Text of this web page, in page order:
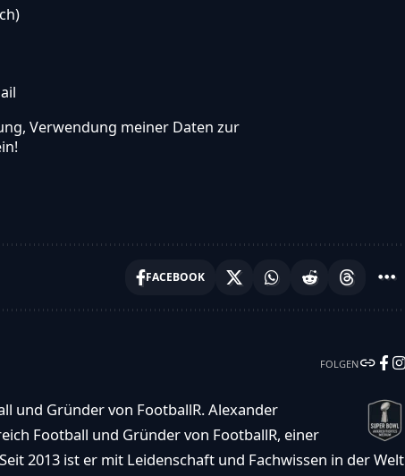
Verwendung meiner Daten zur
FACEBOOK
FOLGEN
und Gründer von FootballR. Alexander
Football und Gründer von FootballR, einer
2013 ist er mit Leidenschaft und Fachwissen in der Welt